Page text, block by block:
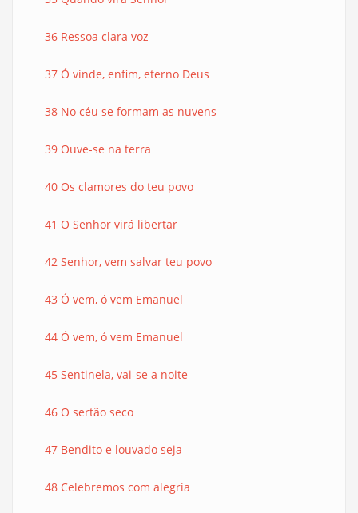
36 Ressoa clara voz
37 Ó vinde, enfim, eterno Deus
38 No céu se formam as nuvens
39 Ouve-se na terra
40 Os clamores do teu povo
41 O Senhor virá libertar
42 Senhor, vem salvar teu povo
43 Ó vem, ó vem Emanuel
44 Ó vem, ó vem Emanuel
45 Sentinela, vai-se a noite
46 O sertão seco
47 Bendito e louvado seja
48 Celebremos com alegria